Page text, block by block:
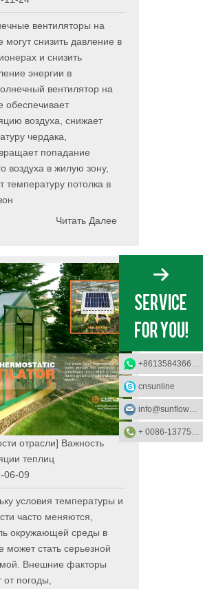
вентиляторы на
могут снизить давление в
и снизить
энергии в
вентилятор на
обеспечивает
воздуха, снижает
чердака,
попадание
воздуха в жилую зону,
температуру потолка в
Читать Далее
отрасли] Важность
теплиц
06-09
условия температуры и
часто меняются,
окружающей среды в
может стать серьезной
Внешние факторы
от погоды,
+8613584366733
cnsunline
info@sunflower-solar.com
+ 0086-13775232023